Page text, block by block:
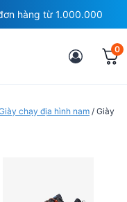
hàng từ 1.000.000
0
chạy địa hình nam / Giày